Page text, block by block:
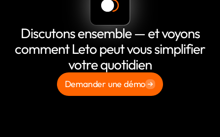
Discutons ensemble — et voyons
comment Leto peut vous simplifier
votre quotidien
Demander une démo